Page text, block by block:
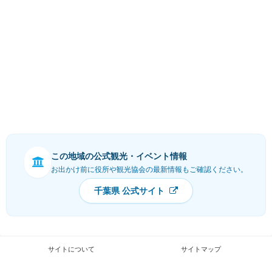
この地域の公式観光・イベント情報
お出かけ前に役所や観光協会の最新情報もご確認ください。
千葉県 公式サイト
サイトについて サイトマップ